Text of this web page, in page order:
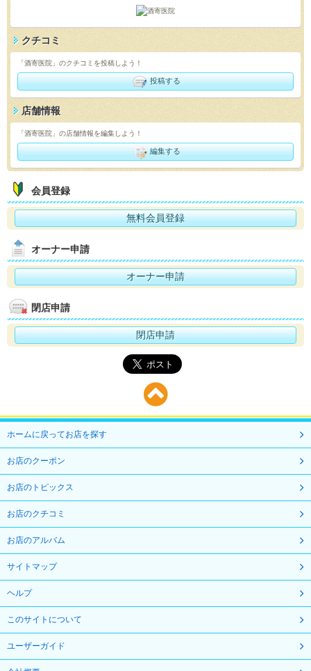
クチコミ
「酒寄医院」のクチコミを投稿しよう！
投稿する
店舗情報
「酒寄医院」の店舗情報を編集しよう！
編集する
会員登録
無料会員登録
オーナー申請
オーナー申請
閉店申請
閉店申請
ホームに戻ってお店を探す
お店のクーポン
お店のトピックス
お店のクチコミ
お店のアルバム
サイトマップ
ヘルプ
このサイトについて
ユーザーガイド